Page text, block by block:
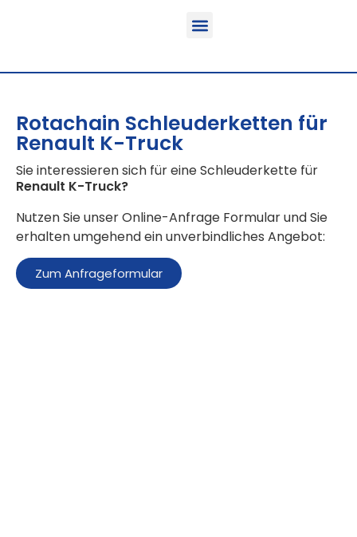
Rotachain Schleuderketten für
Renault K-Truck
Sie interessieren sich für eine Schleuderkette für
Renault K-Truck?
Nutzen Sie unser Online-Anfrage Formular und Sie
erhalten umgehend ein unverbindliches Angebot:
Zum Anfrageformular